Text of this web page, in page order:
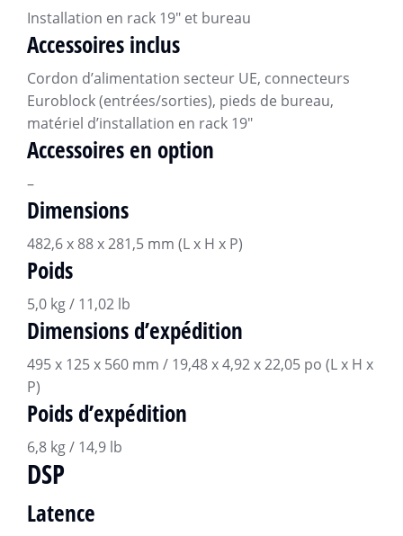
Installation en rack 19″ et bureau
Accessoires inclus
Cordon d’alimentation secteur UE, connecteurs
Euroblock (entrées/sorties), pieds de bureau,
matériel d’installation en rack 19″
Accessoires en option
–
Dimensions
482,6 x 88 x 281,5 mm (L x H x P)
Poids
5,0 kg / 11,02 lb
Dimensions d’expédition
495 x 125 x 560 mm / 19,48 x 4,92 x 22,05 po (L x H x
P)
Poids d’expédition
6,8 kg / 14,9 lb
DSP
Latence